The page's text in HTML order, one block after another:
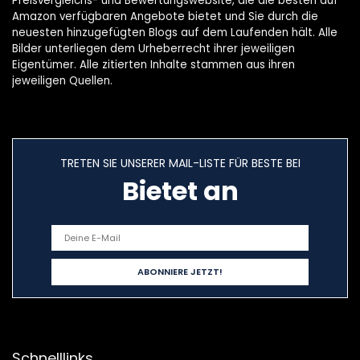
Amazon verfügbaren Angebote bietet und Sie durch die
neuesten hinzugefügten Blogs auf dem Laufenden hält. Alle
Bilder unterliegen dem Urheberrecht ihrer jeweiligen
Eigentümer. Alle zitierten Inhalte stammen aus ihren
jeweiligen Quellen.
TRETEN SIE UNSERER MAIL-LISTE FÜR BESTE BEI
Bietet an